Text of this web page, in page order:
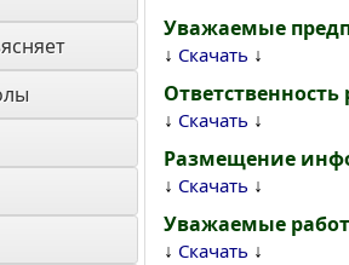
Уважаемые
↓ Скачать ↓
↓ Скачать ↓
Размещение
↓ Скачать ↓
Уважаемые
↓ Скачать ↓